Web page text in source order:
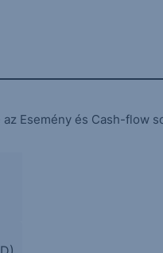
Esemény és Cash-flow